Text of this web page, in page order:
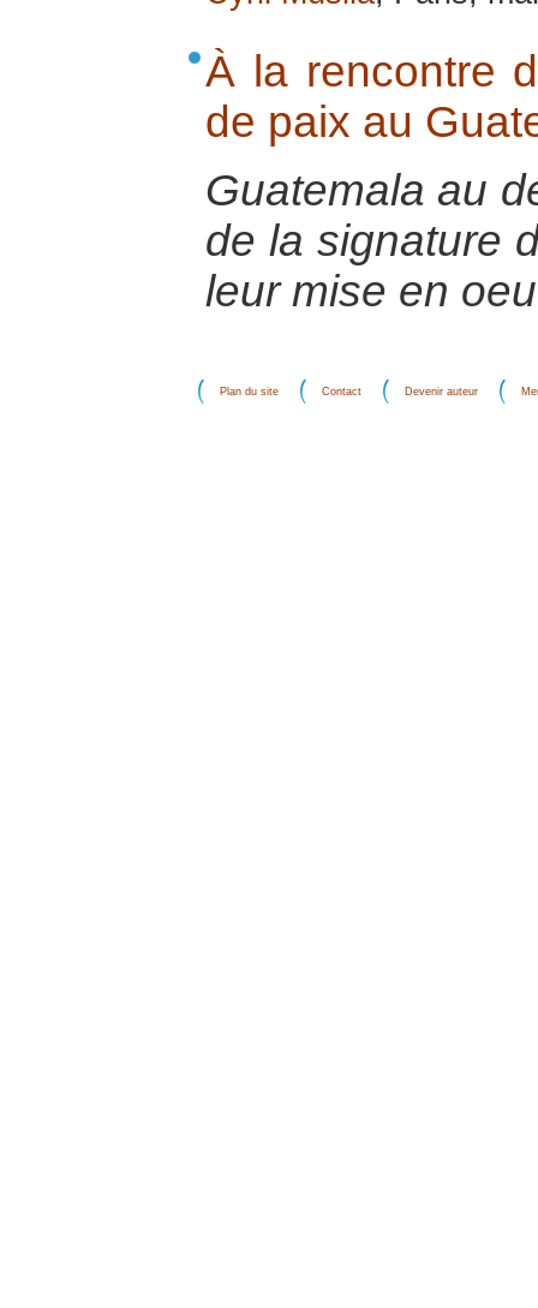
À la rencontre
de paix au
Guatemala au
de la signature
leur mise en
Plan du site Contact Devenir auteur